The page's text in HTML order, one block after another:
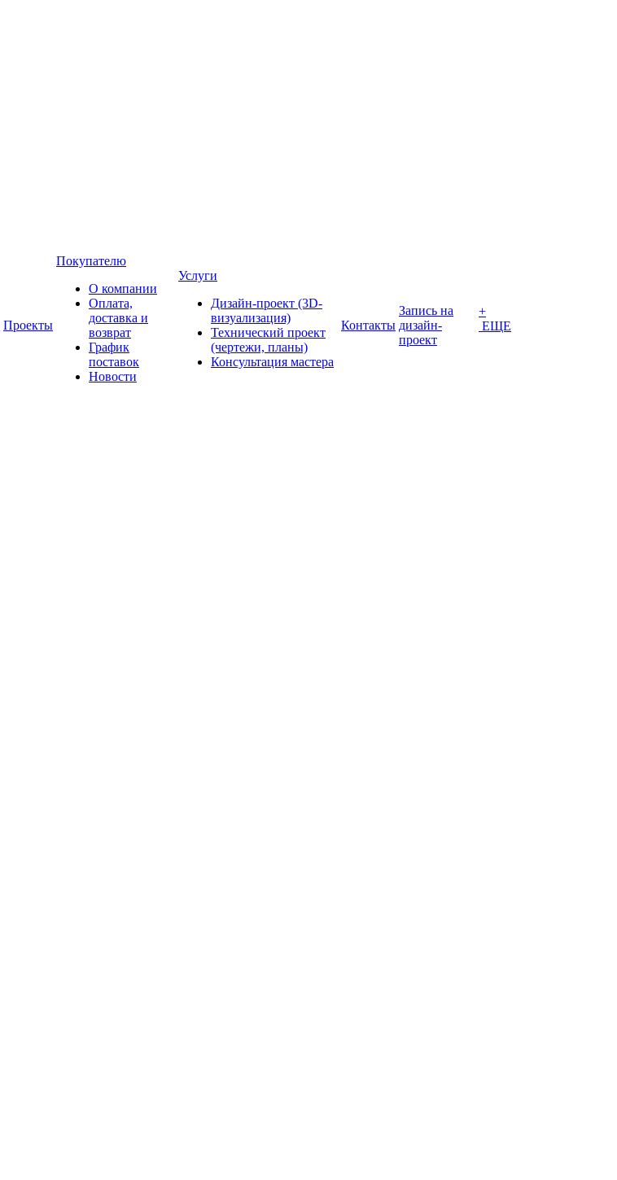
Проекты
Покупателю
О компании
Оплата,
доставка и
возврат
График
поставок
Новости
Услуги
Дизайн-проект (3D-
визуализация)
Технический проект
(чертежи, планы)
Консультация мастера
Контакты
Запись на
дизайн-
проект
+
ЕЩЕ